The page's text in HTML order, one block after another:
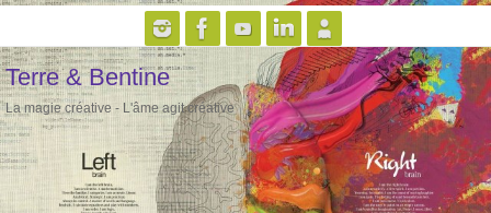
vers
le
contenu
Terre & Bentine
La magie créative - L'âme agit créative